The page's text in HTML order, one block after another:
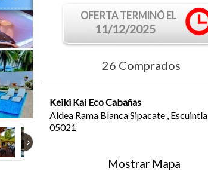
›
OFERTA TERMINÓ EL
11/12/2025
26 Comprados
Keiki Kai Eco Cabañas
Aldea Rama BlancaSipacate, Escuintla
05021
Mostrar Mapa